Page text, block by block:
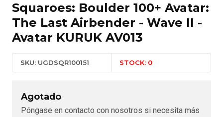
Squaroes: Boulder 100+ Avatar:
The Last Airbender - Wave II -
Avatar KURUK AV013
SKU: UGDSQR100151 STOCK: 0
Agotado
Póngase en contacto con nosotros si necesita más